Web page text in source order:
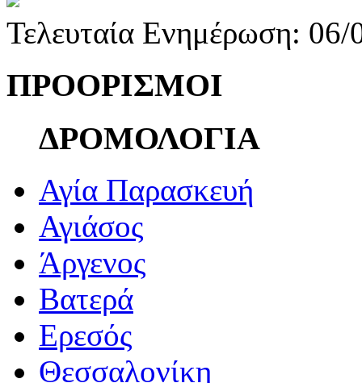
Τελευταία Ενημέρωση:
ΠΡΟΟΡΙΣΜΟΙ
ΔΡΟΜΟΛΟΓΙΑ
Αγία Παρασκευή
Αγιάσος
Άργενος
Βατερά
Ερεσός
Θεσσαλονίκη